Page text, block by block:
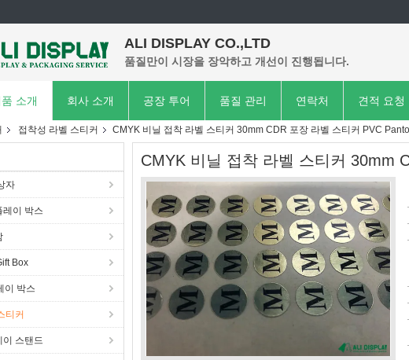
ALI DISPLAY CO.,LTD
품질만이 시장을 장악하고 개선이 진행됩니다.
소개 회사 소개 공장 투어 품질 관리 연락처 견적 요청
접착성 라벨 스티커 CMYK 비닐 접착 라벨 스티커 30mm CDR 포장 라벨 스티커 PVC
자
레이 박스
Box
이 박스
티커
이 스탠드
CMYK 비닐 접착 라벨 스티커 30mm